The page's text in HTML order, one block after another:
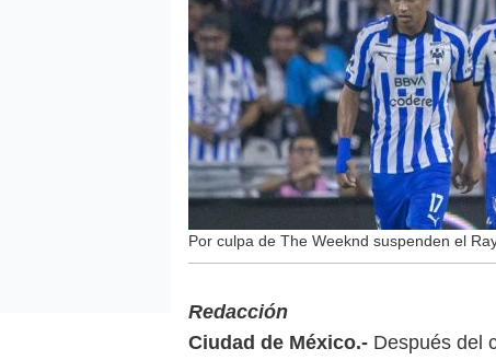
Por culpa de The Weeknd suspenden el
Redacción
Ciudad de México.- Después del